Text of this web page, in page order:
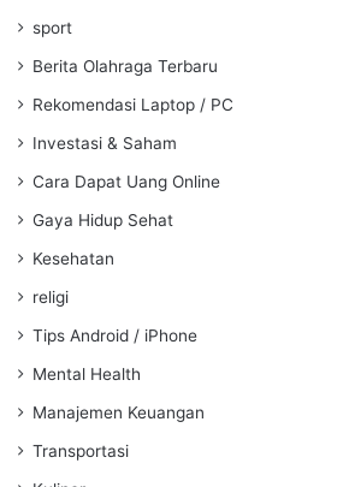
sport
Berita Olahraga Terbaru
Rekomendasi Laptop / PC
Investasi & Saham
Cara Dapat Uang Online
Gaya Hidup Sehat
Kesehatan
religi
Tips Android / iPhone
Mental Health
Manajemen Keuangan
Transportasi